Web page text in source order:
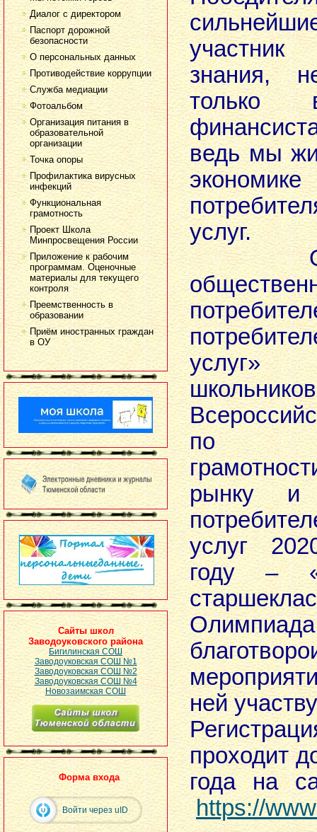
Диалог с директором
Паспорт дорожной
безопасности
О персональных данных
Противодействие коррупции
Служба медиации
Фотоальбом
Организация питания в
образовательной
организации
Точка опоры
Профилактика вирусных
инфекций
Функциональная
грамотность
Проект Школа
Минпросвещения России
Приложение к рабочим
программам. Оценочные
материалы для текущего
контроля
Преемственность в
образовании
Приём иностранных граждан
в ОУ
Сайты школ
Заводоуковского района
Бигилинская СОШ
Заводоуковская СОШ №1
Заводоуковская СОШ №2
Заводоуковская СОШ №4
Новозаимская СОШ
Форма входа
Войти через uID
знания,
только
ведь мы
услуг.
услуг»
по
рынку и
услуг
году –
ней
проходит
года на
https://